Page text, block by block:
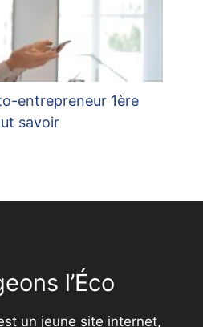
entrepreneur 1ère
savoir
l’Éco
un jeune site internet,